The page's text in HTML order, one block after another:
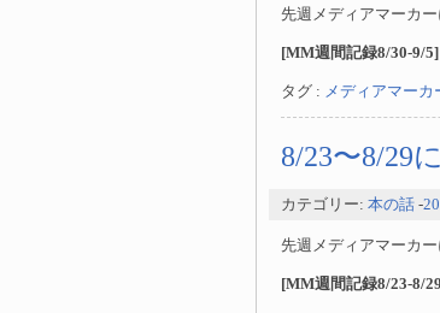
先週メディアマーカ
[MM週間記録8/30-9/
タグ : メディアマーカ
8/23〜8/29
カテゴリー: 本の話 -
先週メディアマーカ
[MM週間記録8/23-8/